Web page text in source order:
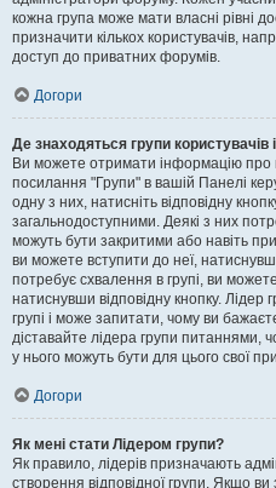
кожна група може мати власні рівні
призначити кількох користувачів,
доступ до приватних форумів.
Догори
Де знаходяться групи користувачів
Ви можете отримати інформацію про
посилання "Групи" в вашій Панелі
одну з них, натисніть відповідну
загальнодоступними. Деякі з них
можуть бути закритими або навіть
ви можете вступити до неї,
потребує схвалення в групі, ви
натиснувши відповідну кнопку.
групі і може запитати, чому ви
діставайте лідера групи питаннями,
у нього можуть бути для цього свої
Догори
Як мені стати Лідером групи?
Як правило, лідерів призначають
створення відповідної групи. Якщо ви